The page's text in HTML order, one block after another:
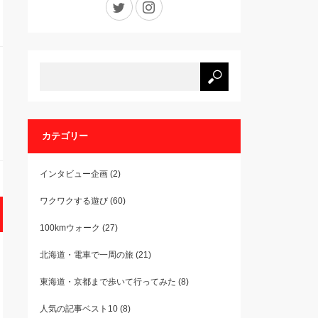
カテゴリー
インタビュー企画(2)
ワクワクする遊び(60)
100kmウォーク (27)
北海道・電車で一周の旅 (21)
東海道・京都まで歩いて行ってみた (8)
人気の記事ベスト10(8)